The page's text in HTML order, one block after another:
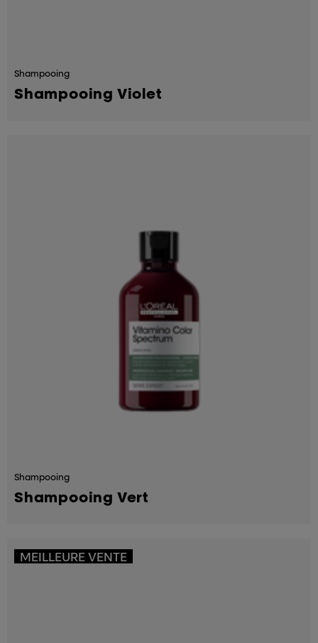
Shampooing
Shampooing Violet
Shampooing
Shampooing Vert
MEILLEURE VENTE